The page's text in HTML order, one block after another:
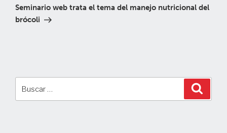
entrada
Seminario web trata el tema del manejo nutricional del
brócoli